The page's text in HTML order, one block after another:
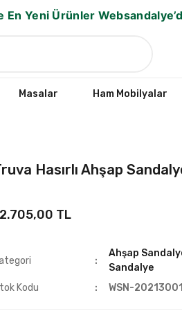
En Yeni Ürünler
Masalar Ham Mobilyalar
Hasırlı Ahşap
TL
Ahşap
Sandalye
Kodu
WSN-